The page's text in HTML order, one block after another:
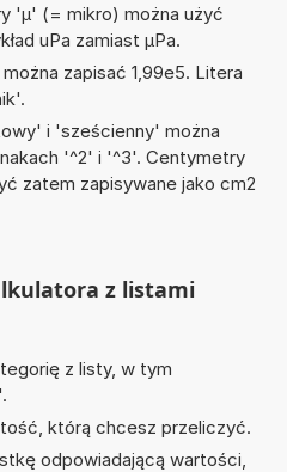
'µ' (= mikro) można użyć
uPa zamiast µPa.
zapisać 1,99e5. Litera
i 'sześcienny' można
'^2' i '^3'. Centymetry
zatem zapisywane jako cm2
z listami
z listy, w tym
którą chcesz przeliczyć.
odpowiadającą wartości,